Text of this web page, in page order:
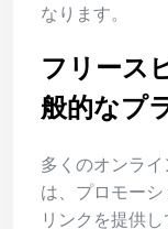
なります。
フリース
般的なプ
多くのオンラ
は、プロモー
リンクを提供